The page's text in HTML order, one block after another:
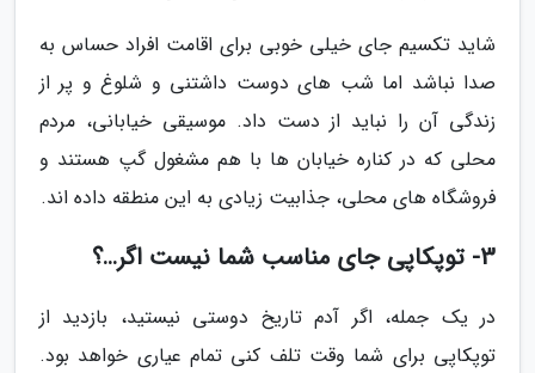
شاید تکسیم جای خیلی خوبی برای اقامت افراد حساس به
صدا نباشد اما شب های دوست داشتنی و شلوغ و پر از
زندگی آن را نباید از دست داد. موسیقی خیابانی، مردم
محلی که در کناره خیابان ها با هم مشغول گپ هستند و
فروشگاه های محلی، جذابیت زیادی به این منطقه داده اند.
3- توپکاپی جای مناسب شما نیست اگر…؟
در یک جمله، اگر آدم تاریخ دوستی نیستید، بازدید از
توپکاپی برای شما وقت تلف کنی تمام عیاری خواهد بود.